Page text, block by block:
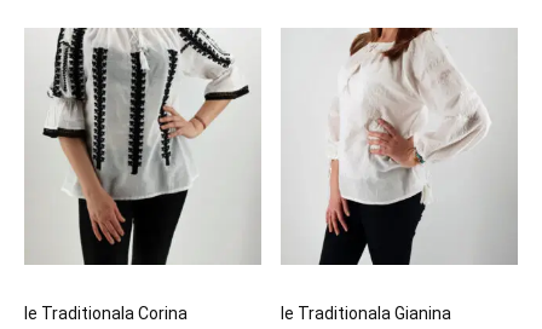
Ie Traditionala Corina Ie Traditionala Gianina